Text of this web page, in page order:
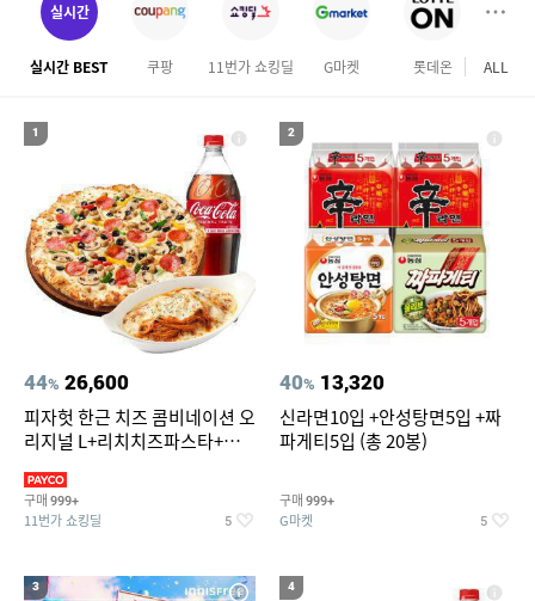
14 댄스복 상의 알리사 100단 아이스 터보 MAX
16 나이키츄리닝 세트 17 계곡 글램핑 메가 커피 ALL
실시간
실시간 BEST 쿠팡 11번가 쇼킹딜 G마켓 롯데온 이마
1
44% 26,600
피자헛 한근 치즈 콤비네이션 오
리지널 L+리치치즈파스타+콜
구매 999+
11번가 쇼킹딜 5
2
40% 13,320
신라면10입 +안성탕면5입 +짜
파게티5입 (총 20봉)
구매 999+
G마켓 5
3 4